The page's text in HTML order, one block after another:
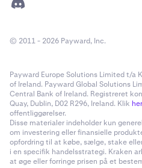
© 2011 - 2026 Payward, Inc.
Payward Europe Solutions Limited t/a
of Ireland. Payward Global Solutions
Central Bank of Ireland. Registreret
Quay, Dublin, D02 R296, Ireland. Klik her
offentliggørelser.
Disse materialer indeholder kun
om investering eller finansielle
opfordring til at købe, sælge, stake
i en specifik handelsstrategi. Kraken
at øge eller forringe prisen på et